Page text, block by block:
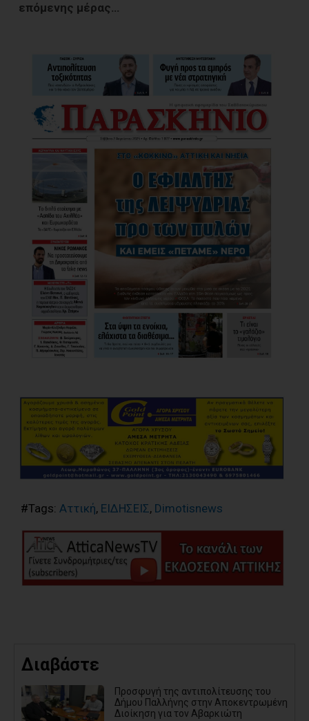
επόμενης μέρας…
#Tags: Αττική, ΕΙΔΗΣΕΙΣ, Dimotisnews
Διαβάστε
Προσφυγή της αντιπολίτευσης του
Δήμου Παλλήνης στην Αποκεντρωμένη
Διοίκηση για τον Αβαρκιώτη